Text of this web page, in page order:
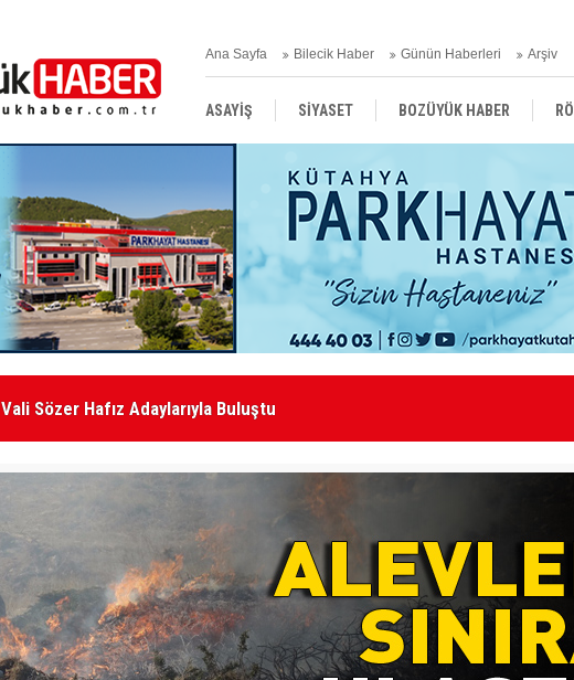
Ana Sayfa Bilecik Haber Günün Haberleri Arşiv
ASAYİŞ SİYASET BOZÜYÜK HABER
RESMİ İLANLAR
Vali Sözer Hafız Adaylarıyla Buluştu